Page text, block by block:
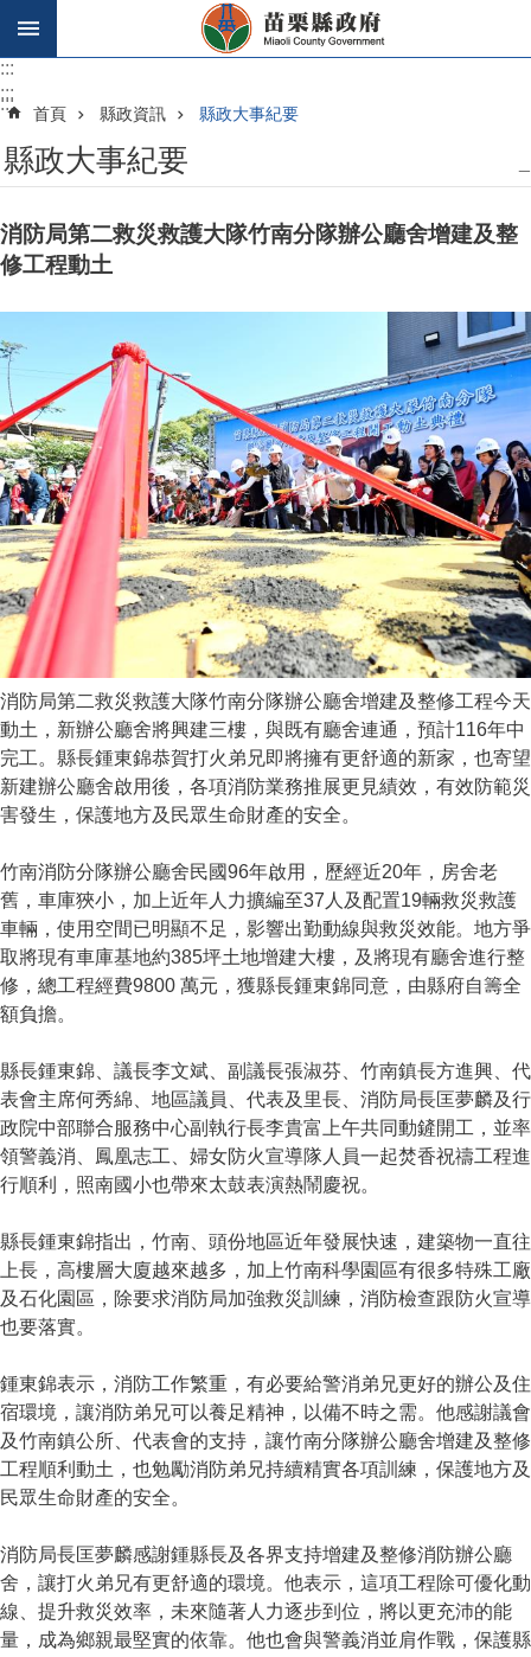
跳到主要內容區塊
:::
:::
::: 首頁 縣政資訊 縣政大事紀要
縣政大事紀要
消防局第二救災救護大隊竹南分隊辦公廳舍增建及整
修工程動土
消防局第二救災救護大隊竹南分隊辦公廳舍增建及整修工程今天
動土，新辦公廳舍將興建三樓，與既有廳舍連通，預計116年中
完工。縣長鍾東錦恭賀打火弟兄即將擁有更舒適的新家，也寄望
新建辦公廳舍啟用後，各項消防業務推展更見績效，有效防範災
害發生 ，保護地方及民眾生命財產的安全。
竹南消防分隊辦公廳舍民國96年啟用，歷經近20年，房舍老
舊，車庫狹小，加上近年人力擴編至37人及配置19輛救災救護
車輛，使用空間已明顯不足，影響出勤動線與救災效能。地方爭
取將現有車庫基地約385坪土地增建大樓，及將現有廳舍進行整
修，總工程經費9800 萬元，獲縣長鍾東錦同意，由縣府自籌全
額負擔。
縣長鍾東錦、議長李文斌、副議長張淑芬、竹南鎮長方進興、代
表會主席何秀綿、地區議員、代表及里長、消防局長匡夢麟及行
政院中部聯合服務中心副執行長李貴富上午共同動鏟開工，並率
領警義消、鳳凰志工、婦女防火宣導隊人員一起焚香祝禱工程進
行順利，照南國小也帶來太鼓表演熱鬧慶祝。
縣長鍾東錦指出，竹南、頭份地區近年發展快速，建築物一直往
上長，高樓層大廈越來越多，加上竹南科學園區有很多特殊工廠
及石化園區，除要求消防局加強救災訓練，消防檢查跟防火宣導
也要落實。
鍾東錦表示，消防工作繁重，有必要給警消弟兄更好的辦公及住
宿環境，讓消防弟兄可以養足精神，以備不時之需。他感謝議會
及竹南鎮公所、代表會的支持，讓竹南分隊辦公廳舍增建及整修
工程順利動土，也勉勵消防弟兄持續精實各項訓練，保護地方及
民眾生命財產的安全。
消防局長匡夢麟感謝鍾縣長及各界支持增建及整修消防辦公廳
舍，讓打火弟兄有更舒適的環境。他表示，這項工程除可優化動
線、提升救災效率，未來隨著人力逐步到位，將以更充沛的能
量，成為鄉親最堅實的依靠。他也會與警義消並肩作戰，保護縣